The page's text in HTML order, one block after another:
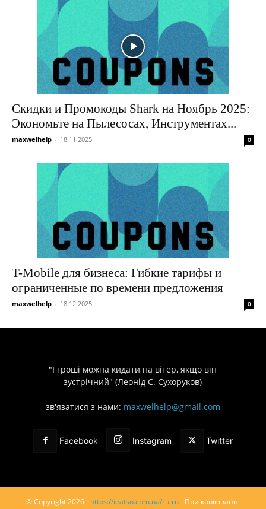
Скидки и Промокоды Shark на Ноябрь 2025:
Экономьте на Пылесосах, Инструментах...
maxwelhelp - 18.11.2025 0
T-Mobile для бизнеса: Гибкие тарифы и
ограниченные по времени предложения
maxwelhelp - 18.12.2025 0
"І гроші можна кидати на вітер, якщо він
зустрічний" (Леонід С. Сухоруков)
зв'язатися з нами: maxwelhelp@gmail.com
Facebook Instagram Twitter
© Copyright 2026 - https://ieatso.com.ua/ru-ru- При копіюванні